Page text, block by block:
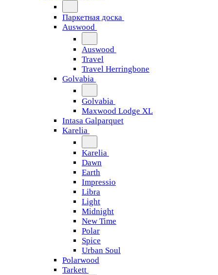
Паркетная доска
Auswood
Auswood
Travel
Travel Herringbone
Golvabia
Golvabia
Maxwood Lodge XL
Intasa Galparquet
Karelia
Karelia
Dawn
Earth
Impressio
Libra
Light
Midnight
New Time
Polar
Spice
Urban Soul
Polarwood
Tarkett